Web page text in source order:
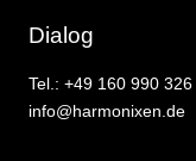
Dialog
Tel.: +49 160 990 326
info@harmonixen.de